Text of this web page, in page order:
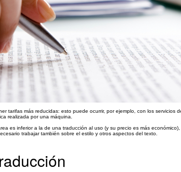
tarifas más reducidas: esto puede ocurrir, por ejemplo, con los servicios
realizada por una máquina.
es inferior a la de una traducción al uso (y su precio es más
trabajar también sobre el estilo y otros aspectos del texto.